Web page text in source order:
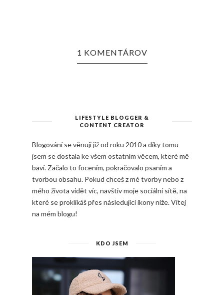
1 KOMENTÁROV
LIFESTYLE BLOGGER &
CONTENT CREATOR
Blogování se věnuji již od roku 2010 a díky tomu
jsem se dostala ke všem ostatním věcem, které mě
baví. Začalo to focením, pokračovalo psaním a
tvorbou obsahu. Pokud chceš z mé tvorby nebo z
mého života vidět víc, navštiv moje sociální sítě, na
které se proklikáš přes následující ikony níže. Vítej
na mém blogu!
KDO JSEM